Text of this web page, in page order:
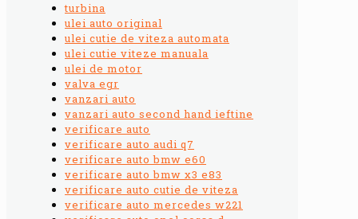
turbina
ulei auto original
ulei cutie de viteza automata
ulei cutie viteze manuala
ulei de motor
valva egr
vanzari auto
vanzari auto second hand ieftine
verificare auto
verificare auto audi q7
verificare auto bmw e60
verificare auto bmw x3 e83
verificare auto cutie de viteza
verificare auto mercedes w221